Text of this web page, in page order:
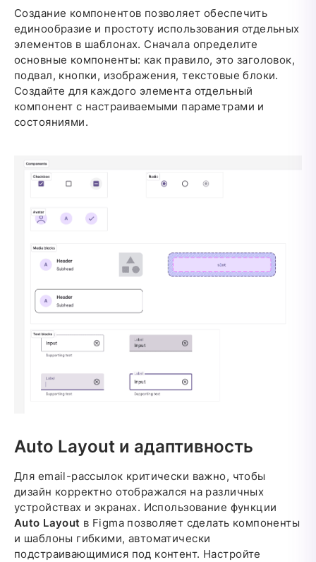
Создание компонентов позволяет обеспечить
единообразие и простоту использования отдельных
элементов в шаблонах. Сначала определите
основные компоненты: как правило, это заголовок,
подвал, кнопки, изображения, текстовые блоки.
Создайте для каждого элемента отдельный
компонент с настраиваемыми параметрами и
состояниями.
Auto Layout и адаптивность
Для email-рассылок критически важно, чтобы
дизайн корректно отображался на различных
устройствах и экранах. Использование функции
Auto Layout в Figma позволяет сделать компоненты
и шаблоны гибкими, автоматически
подстраивающимися под контент. Настройте